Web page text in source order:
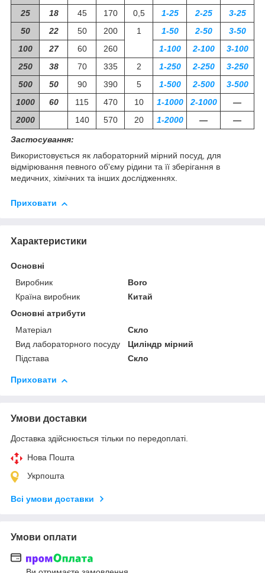
25
18 45 170 0,5 1-25 2-25
3-25
50
22 50 200 1 1-50 2-50
3-50
100
27 60 260 1-100 2-100
3-100
250
38 70 335 2 1-250 2-250
3-250
500
50 90 390 5 1-500 2-500
3-500
1000
60 115 470 10 1-1000 2-1000
―
2000
140 570 20 1-2000 ― ―
Застосування:
Використовується як лабораторний мірний посуд, для
відмірювання певного об'єму рідини та її зберігання в
медичних, хімічних та інших дослідженнях.
Приховати
Характеристики
Основні
Виробник
Boro
Країна виробник
Китай
Основні атрибути
Матеріал
Скло
Вид лабораторного посуду
Циліндр мірний
Підстава
Скло
Приховати
Умови доставки
Доставка здійснюється тільки по передоплаті.
Нова Пошта
Укрпошта
Всі умови доставки
Умови оплати